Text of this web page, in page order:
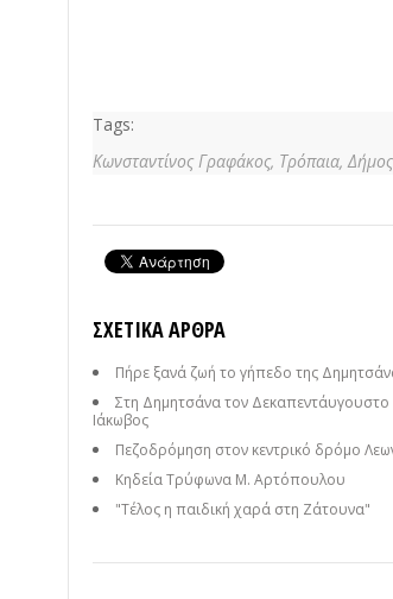
Tags:
Κωνσταντίνος Γραφάκος, Τρόπαια,
ΣΧΕΤΙΚΆ ΆΡΘΡΑ
Πήρε ξανά ζωή το γήπεδο της
Στη Δημητσάνα τον
Ιάκωβος
Πεζοδρόμηση στον κεντρικό δρόμο
Κηδεία Τρύφωνα Μ. Αρτόπουλου
"Τέλος η παιδική χαρά στη Ζάτουνα"